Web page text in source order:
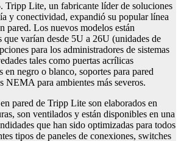
Tripp Lite, un fabricante líder de soluciones
y conectividad, expandió su popular línea
pared. Los nuevos modelos están
que varían desde 5U a 26U (unidades de
para los administradores de sistemas
tales como puertas acrílicas
en negro o blanco, soportes para pared
NEMA para ambientes más severos.
pared de Tripp Lite son elaborados en
son ventilados y están disponibles en una
que han sido optimizadas para todos
tipos de paneles de conexiones, switches